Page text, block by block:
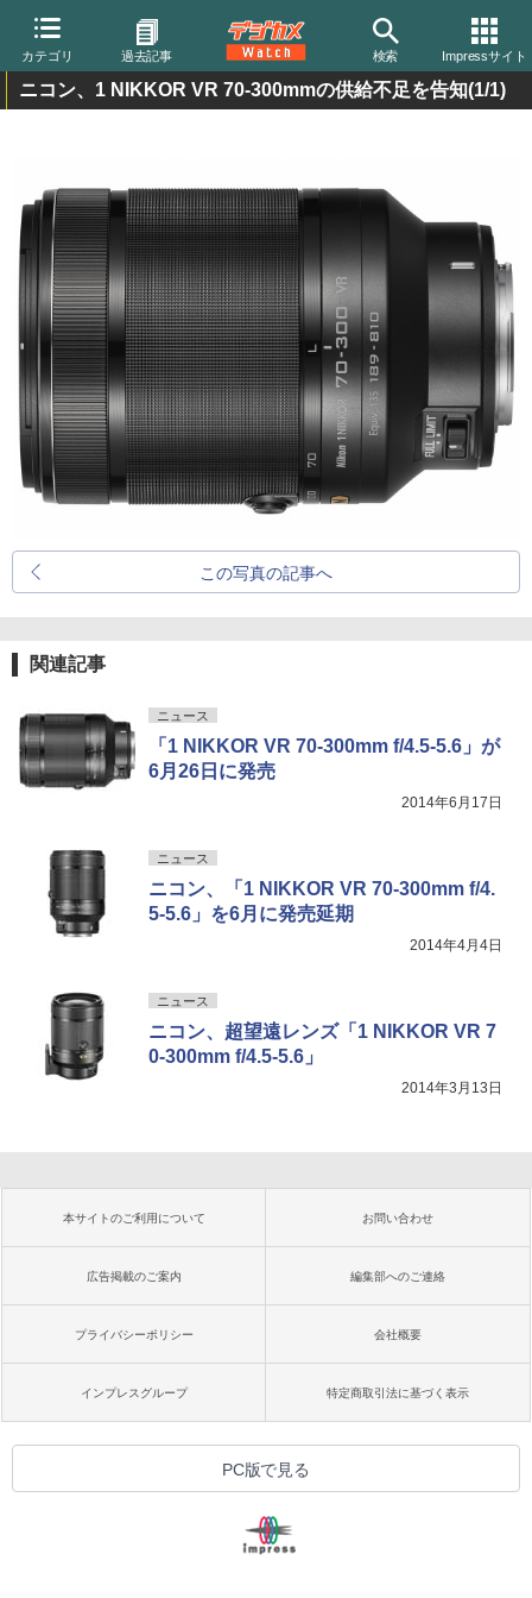
カテゴリ 過去記事 検索 Impressサイト
ニコン、1 NIKKOR VR 70-300mmの供給不足を告知(1/1)
この写真の記事へ
関連記事
ニュース
「1 NIKKOR VR 70-300mm f/4.5-5.6」が
6月26日に発売
2014年6月17日
ニュース
ニコン、「1 NIKKOR VR 70-300mm f/4.
5-5.6」を6月に発売延期
2014年4月4日
ニュース
ニコン、超望遠レンズ「1 NIKKOR VR 7
0-300mm f/4.5-5.6」
2014年3月13日
本サイトのご利用について お問い合わせ
広告掲載のご案内 編集部へのご連絡
プライバシーポリシー 会社概要
インプレスグループ 特定商取引法に基づく表示
PC版で見る